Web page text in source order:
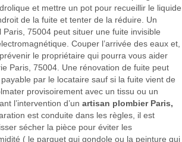
et mettre un pot pour recueillir le liquide
de la fuite et tenter de la réduire. Un
Paris, 75004 peut situer une fuite invisible
Couper l’arrivée des eaux et,
le propriétaire qui pourra vous aider
Paris, 75004. Une rénovation de fuite peut
par le locataire sauf si la fuite vient de
provisoirement avec un tissu ou un
l’intervention d’un artisan plombier Paris,
est conduite dans les règles, il est
sécher la pièce pour éviter les
( le parquet qui gondole ou la peinture qui